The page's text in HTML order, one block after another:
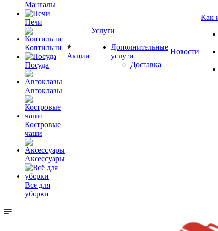
Мангалы
Печи
Коптильни
Посуда
Автоклавы
Костровые
чаши
Аксессуары
Всё для
уборки
Акции
Услуги
Дополнительные
услуги
Доставка
Новости
Как